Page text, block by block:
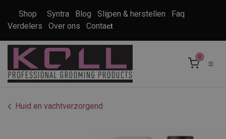
Shop Syntra Blog Slijpen & herstellen
Faq
Verdelers
Over ons Contact
0
Huid en vachtverzorgend